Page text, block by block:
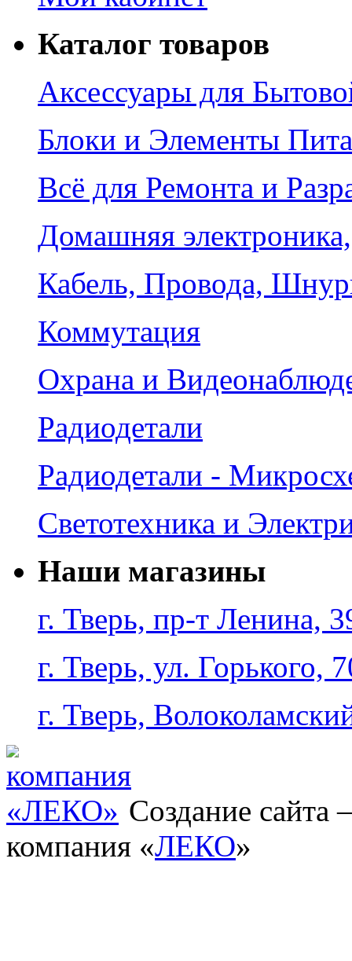
Каталог товаров
Аксессуары для
Блоки и Элементы
Всё для Ремонта и
Домашняя
Кабель, Провода,
Коммутация
Охрана и
Радиодетали
Радиодетали -
Светотехника и
Наши магазины
г. Тверь, пр-т Ленина,
г. Тверь, ул. Горького,
г. Тверь,
Создание сайта
компания «ЛЕКО»